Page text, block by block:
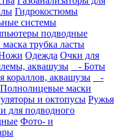
Гидрокостюмы
системы
подводные
трубка ласты
Одежда Очки для
аквашузы
- Боты
кораллов, аквашузы
-
Полнолицевые маски
и октопусы Ружья
для подводного
Фото- и